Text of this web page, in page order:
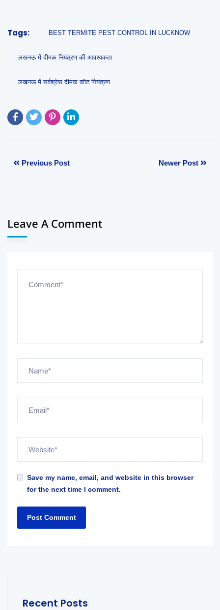
Tags: BEST TERMITE PEST CONTROL IN LUCKNOW
लखनऊ में दीमक नियंत्रण की आवश्यकता
लखनऊ में सर्वश्रेष्ठ दीमक कीट नियंत्रण
Previous Post Newer Post
Leave A Comment
Save my name, email, and website in this browser
for the next time I comment.
Recent Posts